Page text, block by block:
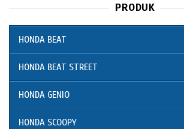
PRODUK
HONDA BEAT
HONDA BEAT STREET
HONDA GENIO
HONDA SCOOPY